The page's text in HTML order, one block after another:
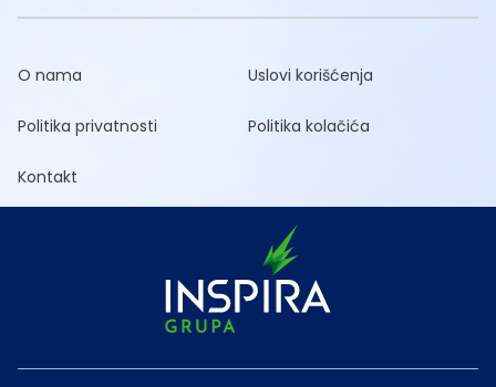
O nama Uslovi korišćenja
Politika privatnosti Politika kolačića
Kontakt